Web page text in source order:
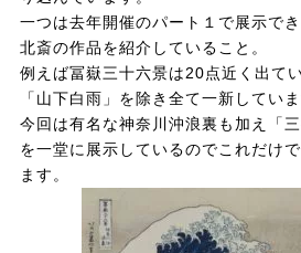
一つは去年開催のパート１で展示で
北斎の作品を紹介していること。
例えば冨嶽三十六景は20点近く出て
「山下白雨」を除き全て一新していま
今回は有名な神奈川沖浪裏も加え「
を一堂に展示しているのでこれだけ
ます。